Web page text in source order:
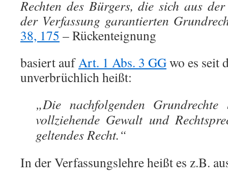
Rechten des Bürgers, die sich aus
der Verfassung garantierten
38, 175 – Rückenteignung
basiert aufArt. 1 Abs. 3 GGwo es seit
unverbrüchlich heißt:
„Die nachfolgenden Grundrechte
vollziehende Gewalt und
geltendes Recht.“
In der Verfassungslehre heißt es z.B.